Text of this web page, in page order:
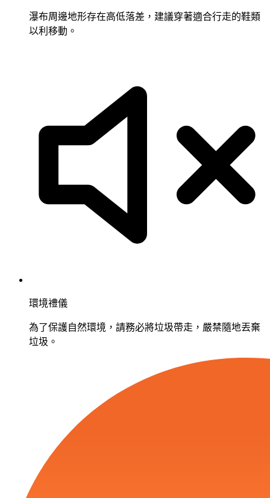
瀑布周邊地形存在高低落差，建議穿著適合行走的鞋類
以利移動。
環境禮儀
為了保護自然環境，請務必將垃圾帶走，嚴禁隨地丟棄
垃圾。